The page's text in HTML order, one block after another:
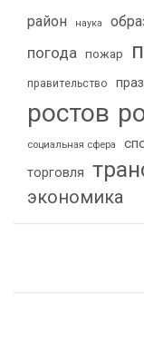
район
наука
погода пожар
правительство
ростов
социальная сфера
торговля
экономика